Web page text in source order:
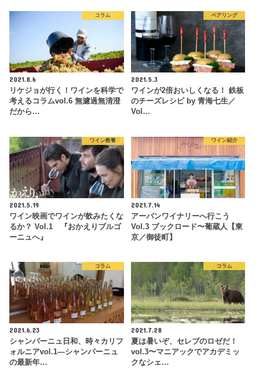
コラム
2021.8.6
リケジョが行く！ワインを科学で
考えるコラムvol.6 無濾過無清澄
だから…
ペアリング
2021.5.3
ワインが2倍おいしくなる！ 鉄板
のチーズレシピ by 青海七生／
Vol…
ワイン教養
2021.5.19
ワイン映画でワインが飲みたくな
るか？ Vol.1 『おかえりブルゴ
ーニュへ』
ワイン紹介
2021.7.14
アーバンワイナリーへ行こう
Vol.3 ブックロード〜葡蔵人【東
京／御徒町】
コラム
2021.6.23
シャンパーニュ日和、時々カリフ
ォルニアvol.1—シャンパーニュ
の最新年…
コラム
2021.7.28
夏は暑いぞ、セレブのロゼだ！
vol.3〜マニアックでアカデミッ
クなシェ…